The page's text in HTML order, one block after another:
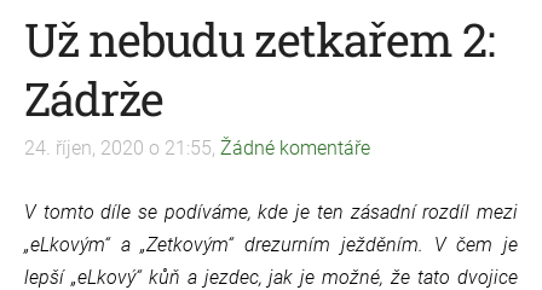
Už nebudu zetkařem 2:
Zádrže
24. říjen, 2020 o 21:55, Žádné komentáře
V tomto díle se podíváme, kde je ten zásadní rozdíl mezi
„eLkovým“ a „Zetkovým“ drezurním ježděním. V čem je
lepší „eLkový“ kůň a jezdec, jak je možné, že tato dvojice